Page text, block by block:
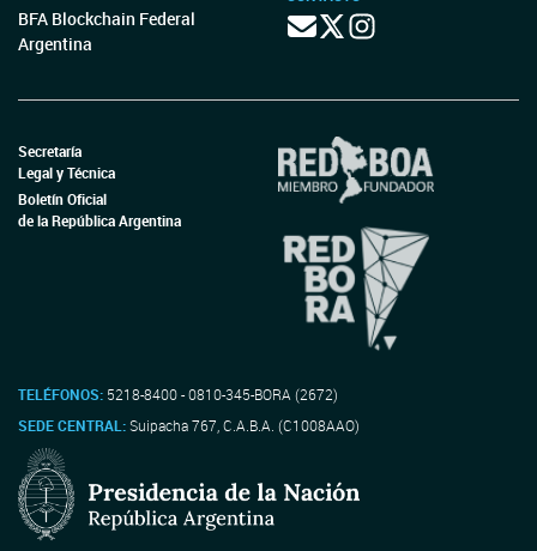
BFA Blockchain Federal
Argentina
Secretaría
Legal y Técnica
Boletín Oficial
de la República Argentina
TELÉFONOS: 5218-8400 - 0810-345-BORA (2672)
SEDE CENTRAL:Suipacha 767, C.A.B.A. (C1008AAO)